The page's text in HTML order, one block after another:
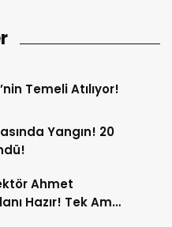
Temeli Atılıyor!
Yangın! 20
Ahmet
Hazır! Tek Amaç